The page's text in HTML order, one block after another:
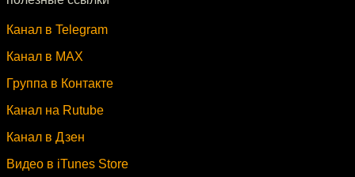
Канал в Telegram
Канал в MAX
Группа в Контакте
Канал на Rutube
Канал в Дзен
Видео в iTunes Store